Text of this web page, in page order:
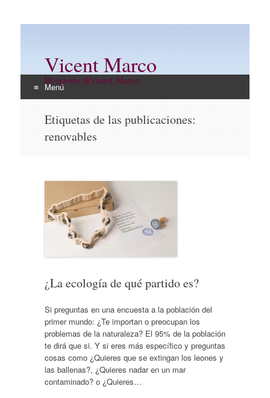
Vicent Marco
Mi opinión @Vicent_Marco
Menú
contenido
Etiquetas de las publicaciones:
renovables
¿La ecología de qué partido es?
Si preguntas en una encuesta a la población del
primer mundo: ¿Te importan o preocupan los
problemas de la naturaleza? El 95% de la población
te dirá que si. Y si eres más específico y preguntas
cosas como ¿Quieres que se extingan los leones y
las ballenas?, ¿Quieres nadar en un mar
contaminado? o ¿Quieres…